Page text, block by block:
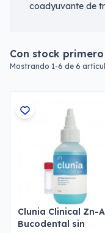
coadyuvante de
Con stock primero
Mostrando 1-6 de 6
Clunia Clinical Zn-
Bucodental sin